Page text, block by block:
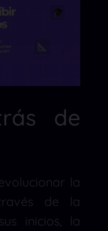
de
la
de la
inicios, la